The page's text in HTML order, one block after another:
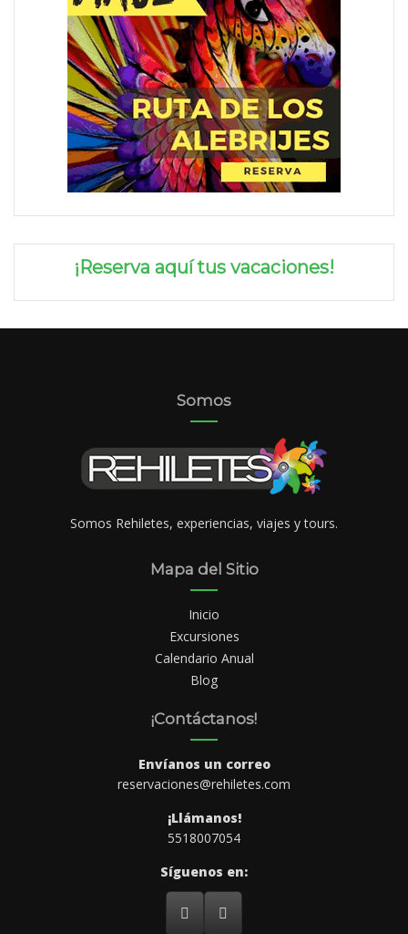
¡Reserva aquí tus vacaciones!
Somos
Somos Rehiletes, experiencias, viajes y tours.
Mapa del Sitio
Inicio
Excursiones
Calendario Anual
Blog
¡Contáctanos!
Envíanos un correo
reservaciones@rehiletes.com
¡Llámanos!
5518007054
Síguenos en: